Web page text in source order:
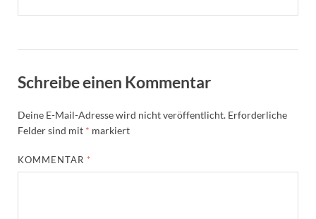
Schreibe einen Kommentar
Deine E-Mail-Adresse wird nicht veröffentlicht. Erforderliche
Felder sind mit * markiert
KOMMENTAR *